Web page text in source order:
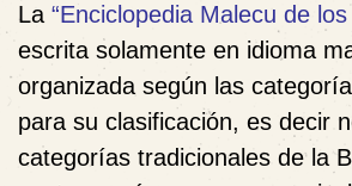
La “Enciclopedia Malecu de
escrita solamente en idioma
organizada según las
para su clasificación, es decir
categorías tradicionales de la